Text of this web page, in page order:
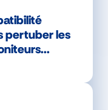
pertuber les